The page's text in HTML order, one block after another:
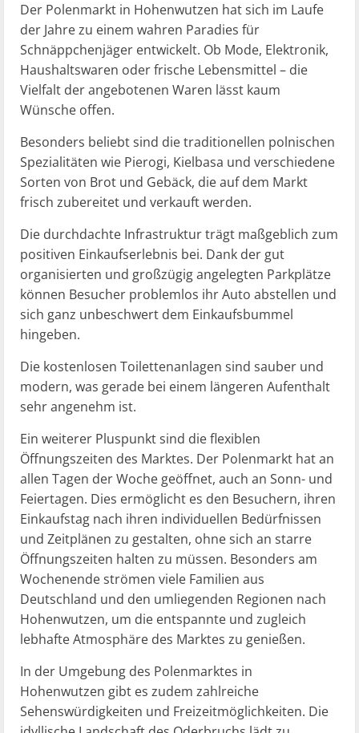
Der Polenmarkt in Hohenwutzen hat sich im Laufe
der Jahre zu einem wahren Paradies für
Schnäppchenjäger entwickelt. Ob Mode, Elektronik,
Haushaltswaren oder frische Lebensmittel – die
Vielfalt der angebotenen Waren lässt kaum
Wünsche offen.
Besonders beliebt sind die traditionellen polnischen
Spezialitäten wie Pierogi, Kielbasa und verschiedene
Sorten von Brot und Gebäck, die auf dem Markt
frisch zubereitet und verkauft werden.
Die durchdachte Infrastruktur trägt maßgeblich zum
positiven Einkaufserlebnis bei. Dank der gut
organisierten und großzügig angelegten Parkplätze
können Besucher problemlos ihr Auto abstellen und
sich ganz unbeschwert dem Einkaufsbummel
hingeben.
Die kostenlosen Toilettenanlagen sind sauber und
modern, was gerade bei einem längeren Aufenthalt
sehr angenehm ist.
Ein weiterer Pluspunkt sind die flexiblen
Öffnungszeiten des Marktes. Der Polenmarkt hat an
allen Tagen der Woche geöffnet, auch an Sonn- und
Feiertagen. Dies ermöglicht es den Besuchern, ihren
Einkaufstag nach ihren individuellen Bedürfnissen
und Zeitplänen zu gestalten, ohne sich an starre
Öffnungszeiten halten zu müssen. Besonders am
Wochenende strömen viele Familien aus
Deutschland und den umliegenden Regionen nach
Hohenwutzen, um die entspannte und zugleich
lebhafte Atmosphäre des Marktes zu genießen.
In der Umgebung des Polenmarktes in
Hohenwutzen gibt es zudem zahlreiche
Sehenswürdigkeiten und Freizeitmöglichkeiten. Die